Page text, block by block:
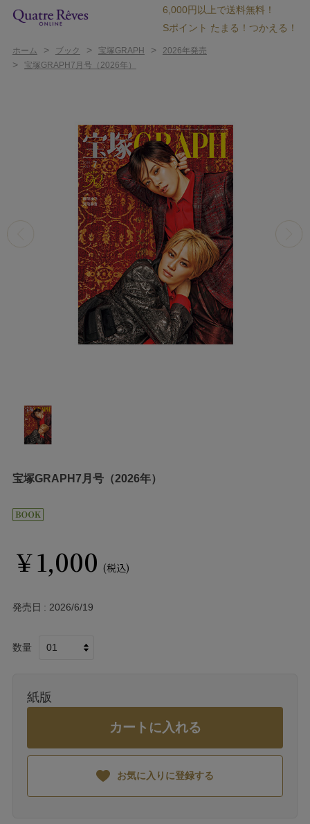
6,000円以上で送料無料！
Sポイント たまる！つかえる！
ホーム > ブック > 宝塚GRAPH > 2026年発売
> 宝塚GRAPH7月号（2026年）
宝塚GRAPH7月号（2026年）
￥1,000 (税込)
発売日 2026/6/19
数量
紙版
カートに入れる
お気に入りに登録する